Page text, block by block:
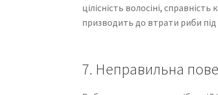
цілісність волосіні,
призводить до втрати риби під
7. Неправильна